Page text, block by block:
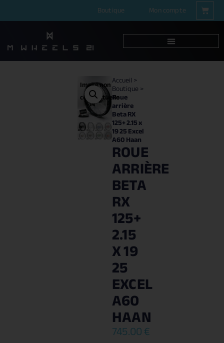
Boutique Mon compte
Image non
contractuelle
Accueil>
Boutique>
Roue
arrière
Beta RX
125+ 2.15 x
19 25 Excel
A60 Haan
ROUE
ARRIÈRE
BETA
RX
125+
2.15
X 19
25
EXCEL
A60
HAAN
745.00€